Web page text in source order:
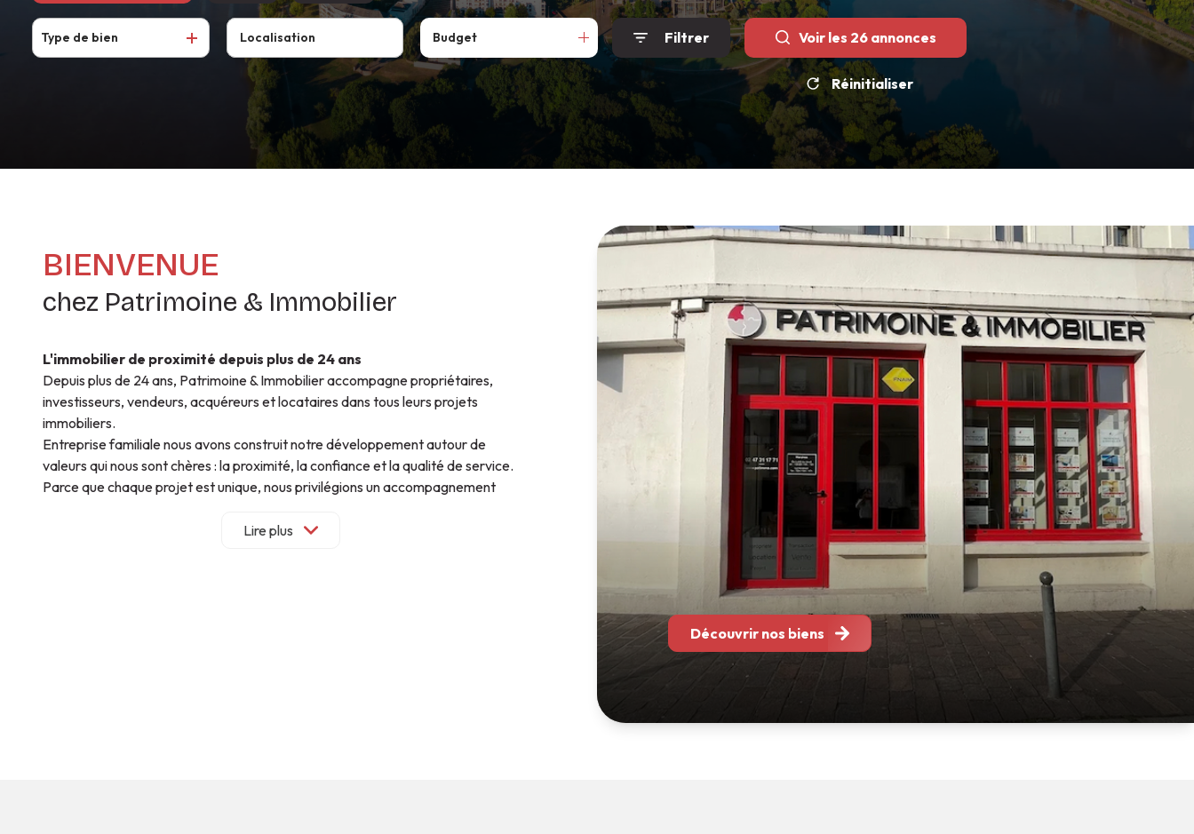
CONSITUTER
VOTRE
NOS
MÉTIERS
CONTACT
SYNDIC De l'ancien à l'année
En saisonnier
De l'immo pro
Type de bien Budget Filtrer Voir les 26annonces
Réinitialiser
Découvrir nos biens
BIENVENUE
chez Patrimoine & Immobilier
L'immobilier de proximité depuis plus de 24 ans
Depuis plus de 24 ans, Patrimoine & Immobilier accompagne propriétaires,
investisseurs, vendeurs, acquéreurs et locataires dans tous leurs projets
immobiliers.
Entreprise familiale nous avons construit notre développement autour de
valeurs qui nous sont chères : la proximité, la confiance et la qualité de service.
Parce que chaque projet est unique, nous privilégions un accompagnement
Notre équipe réunit des professionnels spécialisés en gestion locative,
Lire plus